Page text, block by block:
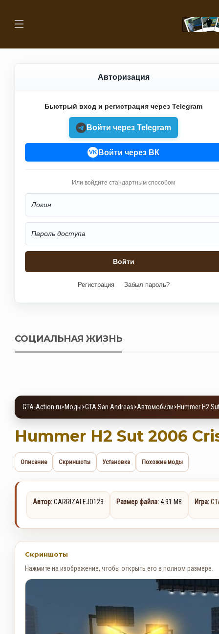
Авторизация
Быстрый вход и регистрация через Telegram
Войти через Telegram
VK Войти через ВК
Или войдите стандартным способом
Регистрация Забыл пароль?
СОЦИАЛЬНАЯ ЖИЗНЬ
GTA-Action.ru>Моды>GTA San Andreas>Автомобили>Hummer H2
Hummer H2 Sut 2006
Описание Скриншоты Установка Похожие моды
Автор:CARRIZALEJO123 Размер файла:4.91 MB Игра:
Скриншоты
Нажмите на изображение, чтобы открыть его в полном размере.